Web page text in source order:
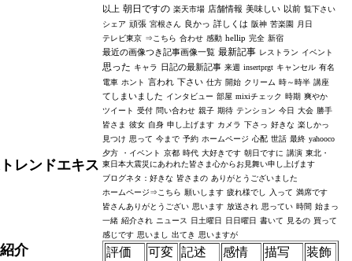
レンドエキス
介
以上 朝日ですの 楽天市場 店舗情報 美味しい 以前 覧下さい
シェア 頑張 宮根さん 良かっ 詳しくは 阪神 苦楽園
月日
テレビ東京 ⇒こちら 合わせ 感動 hellip 完全 新宿
最近の画像つき記事画像一覧 最新記事 レストラン イベント
思った キャラ 日記の最新記事 来週 insertprgt キャンセル 有名
電車 ホント 言われ 下さい 仕方 開始 クリーム 時～時半 講座
てしまいました インタビュー 部屋 mixiチェック 時期 爽やか
ツイート 受付 問い合わせ 親子 期待 テンション 今日 大会 勝手
皆さま 彼女 自身 申し上げます カメラ 下さっ 好きな 楽しかっ
見つけ 思って 今まで 予約 ホームページ 心配 世話 最終 yahooco
夕方
・イベント 京都 時代 大好きです 朝日ですに 講演 東北・
東日本大震災にあわれた皆さま心からお見舞い申し上げます
ブログネタ：好きな 皆さまの ありがとうございました
ホームページ⇒こちら
願いします 疲れ様でし 入って 満席です
皆さんありがとうござい 思います 放送され 思ってい 時間 始まっ
一緒 紹介され ニュース 日土曜日 日日曜日 書いて 見るの 買って
感じです 思いまし 出てき 思いますが
評価
可変 記述
感情
描写
装飾